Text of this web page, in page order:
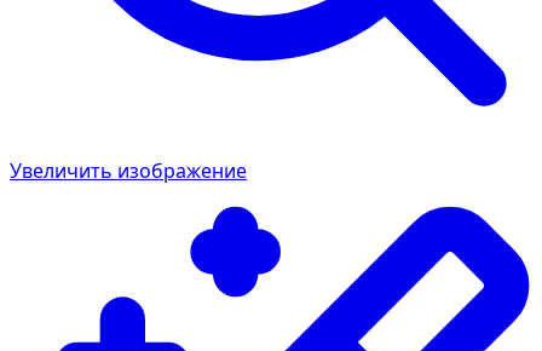
Увеличить изображение